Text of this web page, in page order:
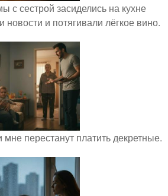
с сестрой засиделись на кухне
новости и потягивали лёгкое вино.
перестанут платить декретные.